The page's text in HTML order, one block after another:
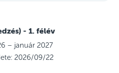
- 1. félév
– január 2027
2026/09/22